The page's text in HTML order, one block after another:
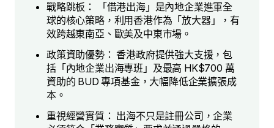
戰略跳板： 「借港出海」是內地企業進軍全
球的核心策略，利用香港作為「放大器」，有
效跨越東南亞、歐美及中東市場。
政策資助優勢： 香港政府提供強大支援，包
括「內地企業出海專班」及最高 HK$700 萬
資助的 BUD 專項基金，大幅降低企業擴張成
本。
重視經營實質： 出海不只是註冊公司，企業